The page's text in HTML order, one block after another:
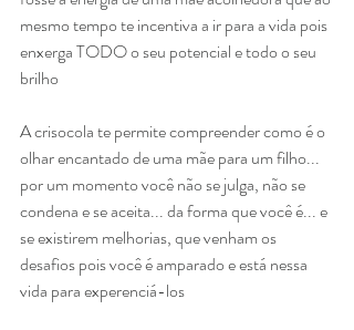
mesmo tempo te incentiva a ir para a vida pois
enxerga TODO o seu potencial e todo o seu
brilho
A crisocola te permite compreender como é o
olhar encantado de uma mãe para um filho...
por um momento você não se julga, não se
condena e se aceita... da forma que você é... e
se existirem melhorias, que venham os
desafios pois você é amparado e está nessa
vida para experenciá-los